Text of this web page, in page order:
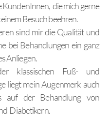
KundenInnen, diemich gerne
Besuch beehren.
sind mir die Qualität und
bei Behandlungen ein ganz
Anliegen.
klassischen Fuß- und
liegt mein Augenmerk auch
auf der Behandlung von
Diabetikern.